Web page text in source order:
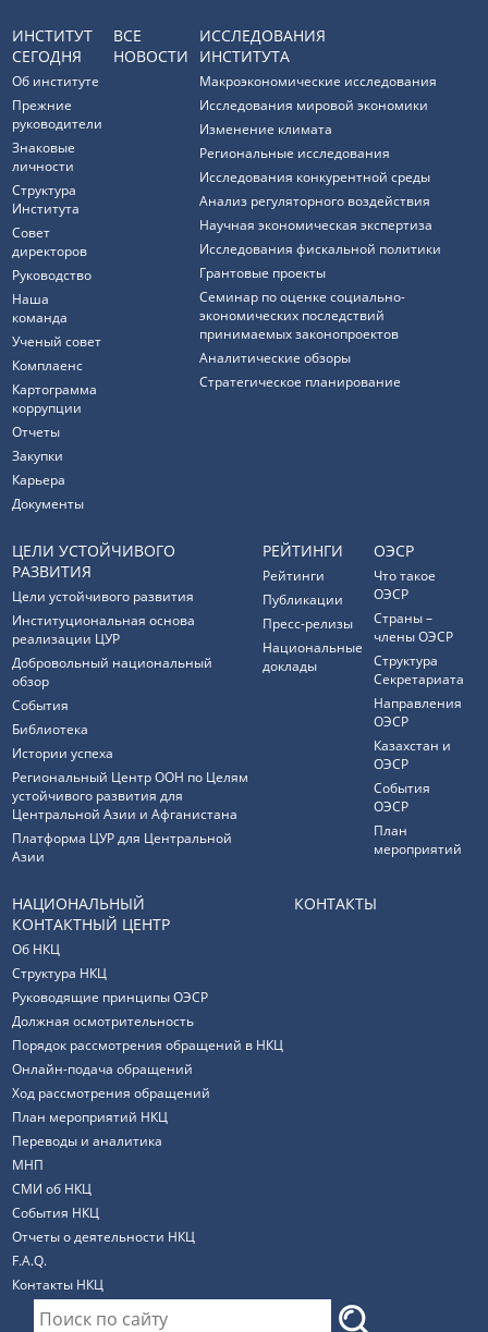
ИНСТИТУТ
СЕГОДНЯ
Об институте
Прежние
руководители
Знаковые
личности
Структура
Института
Совет
директоров
Руководство
Наша
команда
Ученый совет
Комплаенс
Картограмма
коррупции
Отчеты
Закупки
Карьера
Документы
ВСЕ
НОВОСТИ
ИССЛЕДОВАНИЯ
ИНСТИТУТА
Макроэкономические исследования
Исследования мировой экономики
Изменение климата
Региональные исследования
Исследования конкурентной среды
Анализ регуляторного воздействия
Научная экономическая экспертиза
Исследования фискальной политики
Грантовые проекты
Семинар по оценке социально-
экономических последствий
принимаемых законопроектов
Аналитические обзоры
Стратегическое планирование
ЦЕЛИ УСТОЙЧИВОГО
РАЗВИТИЯ
Цели устойчивого развития
Институциональная основа
реализации ЦУР
Добровольный национальный
обзор
События
Библиотека
Истории успеха
Региональный Центр ООН по Целям
устойчивого развития для
Центральной Азии и Афганистана
Платформа ЦУР для Центральной
Азии
РЕЙТИНГИ
Рейтинги
Публикации
Пресс-релизы
Национальные
доклады
ОЭСР
Что такое
ОЭСР
Страны –
члены ОЭСР
Структура
Секретариата
Направления
ОЭСР
Казахстан и
ОЭСР
События
ОЭСР
План
мероприятий
НАЦИОНАЛЬНЫЙ
КОНТАКТНЫЙ ЦЕНТР
Об НКЦ
Структура НКЦ
Руководящие принципы ОЭСР
Должная осмотрительность
Порядок рассмотрения обращений в НКЦ
Онлайн-подача обращений
Ход рассмотрения обращений
План мероприятий НКЦ
Переводы и аналитика
МНП
СМИ об НКЦ
События НКЦ
Отчеты о деятельности НКЦ
F.A.Q.
Контакты НКЦ
КОНТАКТЫ